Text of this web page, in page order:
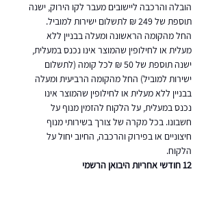
הובלה והרכבה ליישובים מעבר לקו הירוק, ישנה
תוספת של 249 ₪ לתשלום ישירות למוביל.
החל מהקומה הראשונה ומעלה בבניין ללא
מעלית או לחילופין שהמוצר אינו נכנס במעלית,
ישנה תוספת של 50 ₪ לכל קומה (לתשלום
ישירות למוביל) החל מהקומה הרביעית ומעלה
בבניין ללא מעלית או לחילופין שהמוצר אינו
נכנס במעלית, על הלקוח להזמין מנוף על
חשבונו. בכל מקרה של צורך בשירותי מנוף
חיצוניים או בפירוק והרכבה, החיוב יחול על
הלקוח.
12 חודשי אחריות היבואן הרשמי